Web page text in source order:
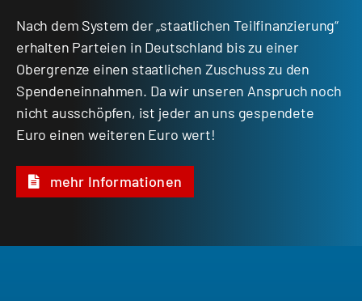
Nach dem System der „staatlichen Teilfinanzierung“
erhalten Parteien in Deutschland bis zu einer
Obergrenze einen staatlichen Zuschuss zu den
Spendeneinnahmen. Da wir unseren Anspruch noch
nicht ausschöpfen, ist jeder an uns gespendete
Euro einen weiteren Euro wert!
mehr Informationen